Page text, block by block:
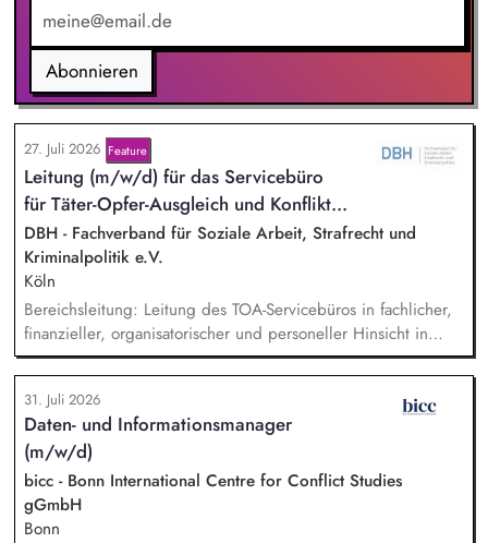
Abonnieren
27. Juli 2026 Feature
Lei­tung (m/w/d) für das Servicebüro
für Tä­ter-Op­fer-Aus­gleich und Kon­flikt­...
DBH - Fachverband für Soziale Arbeit, Strafrecht und
Kriminalpolitik e.V.
Köln
Bereichsleitung: Leitung des TOA-Servicebüros in fachlicher,
finanzieller, organisatorischer und personeller Hinsicht in
Abstimmung mit der Geschäftsführung. Teamführung:
Personalverantwortung für zwei Mitarbeitende. Strategische
Organisationsentwicklung: Sie verantworten die strategische
und organisatorische Weiterentwicklung des TOA-
Servicebüros in den Bereichen Fortbildung, Information und
Qualitätssicherung. Projektmanagement: Verantwortliche
Planung, Budgetierung und Projektcontrolling im Rahmen
von öffentlichen Zuwendungen.
31. Juli 2026
Daten- und Informationsmanager
(m/w/d)
bicc - Bonn International Centre for Conflict Studies
gGmbH
Bonn